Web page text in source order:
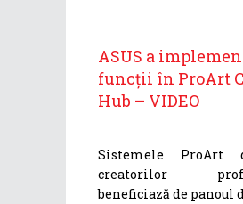
ASUS a
funcții în ProArt
Hub – VIDEO
Sistemele ProArt
creatorilor
beneficiază de panoul